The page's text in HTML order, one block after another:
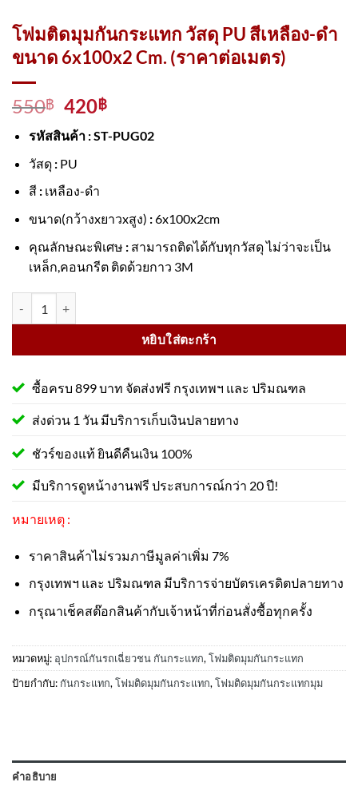
โฟมติดมุมกันกระแทก วัสดุ PU สีเหลือง-ดำ
ขนาด 6x100x2 Cm. (ราคาต่อเมตร)
550฿ Original
price
was:
550฿.
420฿Current
is:
รหัสสินค้า : ST-PUG02
วัสดุ : PU
สี : เหลือง-ดำ
ขนาด(กว้างxยาวxสูง) :6x100x2cm
คุณลักษณะพิเศษ : สามารถติดได้กับทุกวัสดุ ไม่ว่าจะเป็น
เหล็ก,คอนกรีต ติดด้วยกาว 3M
หยิบใส่ตะกร้า
ซื้อครบ 899 บาท จัดส่งฟรี กรุงเทพฯ และ ปริมณฑล
ส่งด่วน 1 วัน มีบริการเก็บเงินปลายทาง
ชัวร์ของแท้ ยินดีคืนเงิน 100%
มีบริการดูหน้างานฟรี ประสบการณ์กว่า 20 ปี!
หมายเหตุ :
ราคาสินค้าไม่รวมภาษีมูลค่าเพิ่ม 7%
กรุงเทพฯ และ ปริมณฑล มีบริการจ่ายบัตรเครดิตปลายทาง
กรุณาเช็คสต๊อกสินค้ากับเจ้าหน้าที่ก่อนสั่งซื้อทุกครั้ง
หมวดหมู่: อุปกรณ์กันรถเฉี่ยวชน กันกระแทก, โฟมติดมุมกันกระแทก
ป้ายกำกับ: กันกระแทก, โฟมติดมุมกันกระแทก, โฟมติดมุมกันกระแทกมุม
คำอธิบาย